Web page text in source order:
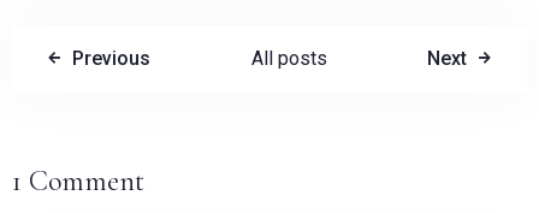
Previous All posts Next
1 Comment